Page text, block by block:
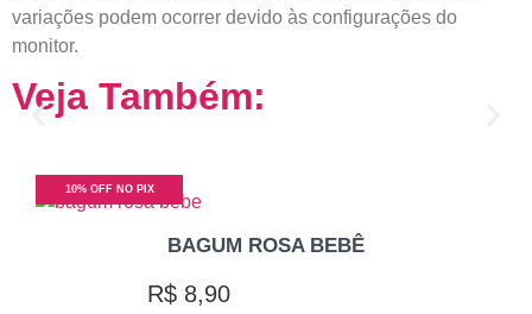
variações podem ocorrer devido às configurações do
monitor.
Veja Também:
10% OFF NO PIX
BAGUM ROSA BEBÊ
R$ 8,90